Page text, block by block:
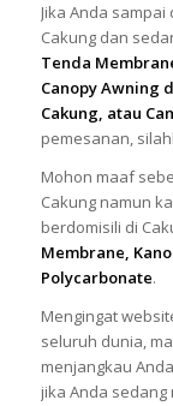
Jika Anda
Cakung dan
Tenda
Canopy Awning
Cakung, atau
pemesanan,
Mohon maaf
Cakung namun
berdomisili di
Membrane,
Polycarbonate.
Mengingat
seluruh dunia,
menjangkau
jika Anda sedang